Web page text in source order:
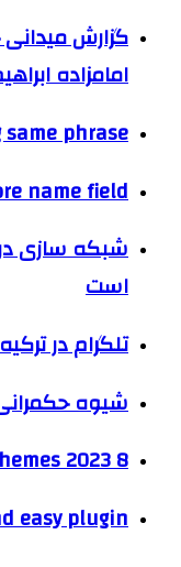
گزارش میدانی
امامزاده
phrase
name field
شبکه سازی
است
تلگرام در
شیوه حکمرانی
8 Best Plastic Surgery WordPress Themes 2023
easy plugin